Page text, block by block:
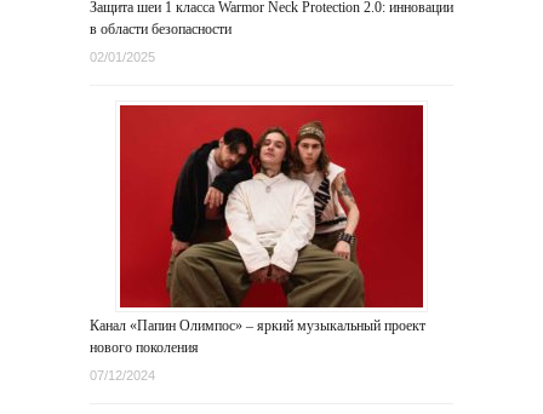
Защита шеи 1 класса Warmor Neck Protection 2.0: инновации
в области безопасности
02/01/2025
Канал «Папин Олимпос» – яркий музыкальный проект
нового поколения
07/12/2024